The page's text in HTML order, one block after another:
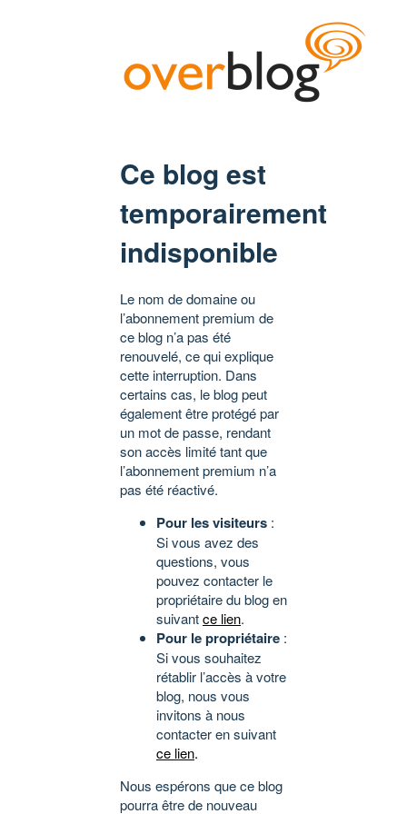
Ce blog est
temporairement
indisponible
Le nom de domaine ou
l’abonnement premium de
ce blog n’a pas été
renouvelé, ce qui explique
cette interruption. Dans
certains cas, le blog peut
également être protégé par
un mot de passe, rendant
son accès limité tant que
l’abonnement premium n’a
pas été réactivé.
Pour les visiteurs :
Si vous avez des
questions, vous
pouvez contacter le
propriétaire du blog en
suivantce lien.
Pour le propriétaire :
Si vous souhaitez
rétablir l’accès à votre
blog, nous vous
invitons à nous
contacter en suivant
ce lien.
Nous espérons que ce blog
pourra être de nouveau